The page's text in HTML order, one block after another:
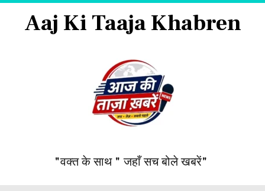
Aaj Ki Taaja Khabren
"वक्त के साथ " जहाँ सच बोले खबरें"